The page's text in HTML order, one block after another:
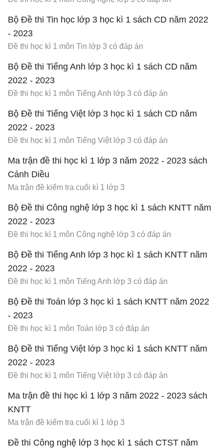
Bộ Đề thi Tin học lớp 3 học kì 1 sách CD năm 2022
- 2023
Đề thi học kì 1 môn Tin lớp 3 có đáp án
Bộ Đề thi Tiếng Anh lớp 3 học kì 1 sách CD năm
2022 - 2023
Đề thi học kì 1 môn Tiếng Anh lớp 3 có đáp án
Bộ Đề thi Tiếng Việt lớp 3 học kì 1 sách CD năm
2022 - 2023
Đề thi học kì 1 môn Tiếng Việt lớp 3 có đáp án
Ma trận đề thi học kì 1 lớp 3 năm 2022 - 2023 sách
Cánh Diều
Ma trận đề kiểm tra cuối kì 1 lớp 3
Bộ Đề thi Công nghệ lớp 3 học kì 1 sách KNTT năm
2022 - 2023
Đề thi học kì 1 môn Công nghệ lớp 3 có đáp án
Bộ Đề thi Tiếng Anh lớp 3 học kì 1 sách KNTT năm
2022 - 2023
Đề thi học kì 1 môn Tiếng Anh lớp 3 có đáp án
Bộ Đề thi Toán lớp 3 học kì 1 sách KNTT năm 2022
- 2023
Đề thi học kì 1 môn Toán lớp 3 có đáp án
Bộ Đề thi Tiếng Việt lớp 3 học kì 1 sách KNTT năm
2022 - 2023
Đề thi học kì 1 môn Tiếng Việt lớp 3 có đáp án
Ma trận đề thi học kì 1 lớp 3 năm 2022 - 2023 sách
KNTT
Ma trận đề kiểm tra cuối kì 1 lớp 3
Đề thi Công nghệ lớp 3 học kì 1 sách CTST năm